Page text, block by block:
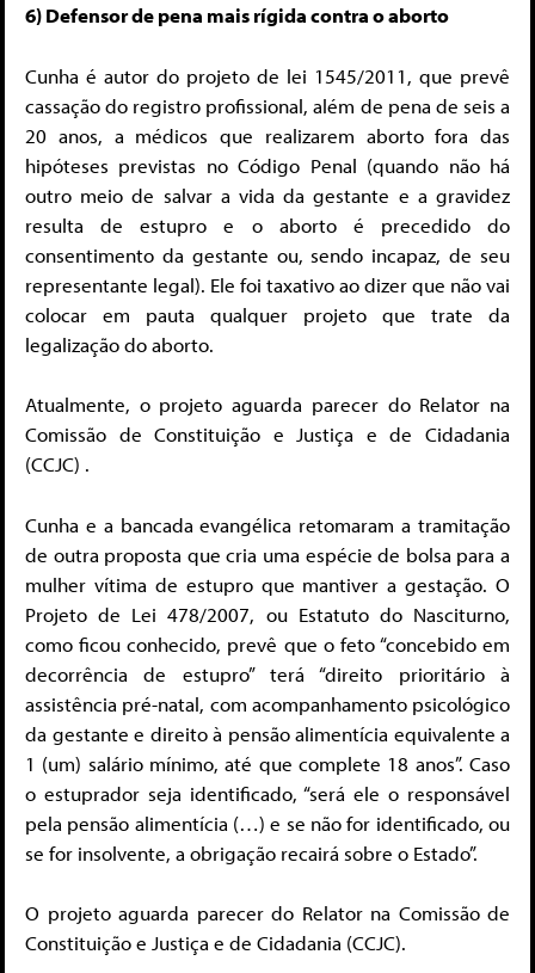
6) Defensor de pena mais rígida contra o aborto
Cunha é autor do projeto de lei 1545/2011, que prevê
cassação do registro profissional, além de pena de seis a
20 anos, a médicos que realizarem aborto fora das
hipóteses previstas no Código Penal (quando não há
outro meio de salvar a vida da gestante e a gravidez
resulta de estupro e o aborto é precedido do
consentimento da gestante ou, sendo incapaz, de seu
representante legal). Ele foi taxativo ao dizer que não vai
colocar em pauta qualquer projeto que trate da
legalização do aborto.
Atualmente, o projeto aguarda parecer do Relator na
Comissão de Constituição e Justiça e de Cidadania
(CCJC) .
Cunha e a bancada evangélica retomaram a tramitação
de outra proposta que cria uma espécie de bolsa para a
mulher vítima de estupro que mantiver a gestação. O
Projeto de Lei 478/2007, ou Estatuto do Nasciturno,
como ficou conhecido, prevê que o feto “concebido em
decorrência de estupro” terá “direito prioritário à
assistência pré-natal, com acompanhamento psicológico
da gestante e direito à pensão alimentícia equivalente a
1 (um) salário mínimo, até que complete 18 anos”. Caso
o estuprador seja identificado, “será ele o responsável
pela pensão alimentícia (…) e se não for identificado, ou
se for insolvente, a obrigação recairá sobre o Estado”.
O projeto aguarda parecer do Relator na Comissão de
Constituição e Justiça e de Cidadania (CCJC).